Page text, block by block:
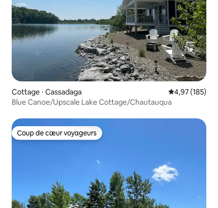
Cottage ⋅ Cassadaga Évaluation
4,97 (185)
Blue Canoe/Upscale Lake Cottage/Chautauqua
Coup de cœur voyageurs
Coup de cœur voyageurs